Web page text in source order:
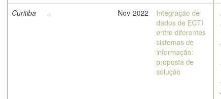
Curitiba
- Nov-2022
Integração de
dados de ECTI
entre diferentes
sistemas de
informação:
proposta de
solução